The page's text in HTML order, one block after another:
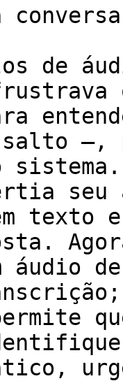
de
salto —,
texto
áudio